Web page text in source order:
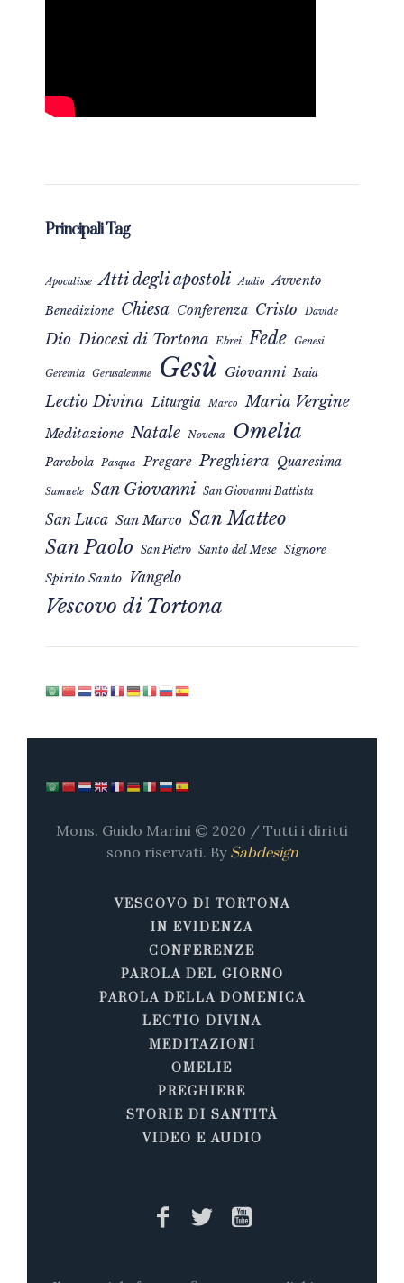
Principali Tag
Apocalisse Atti degli apostoli Audio Avvento
Benedizione Chiesa Conferenza Cristo Davide
Dio Diocesi di Tortona Ebrei Fede Genesi
Geremia Gerusalemme Gesù Giovanni Isaia
Lectio Divina Liturgia Marco Maria Vergine
Meditazione Natale Novena Omelia
Parabola Pasqua Pregare Preghiera Quaresima
Samuele San Giovanni San Giovanni Battista
San Luca San Marco San Matteo
San Paolo San Pietro Santo del Mese Signore
Spirito Santo Vangelo
Vescovo di Tortona
Mons. Guido Marini © 2020 / Tutti i diritti
sono riservati. By Sabdesign
VESCOVO DI TORTONA
IN EVIDENZA
CONFERENZE
PAROLA DEL GIORNO
PAROLA DELLA DOMENICA
LECTIO DIVINA
MEDITAZIONI
OMELIE
PREGHIERE
STORIE DI SANTITÀ
VIDEO E AUDIO